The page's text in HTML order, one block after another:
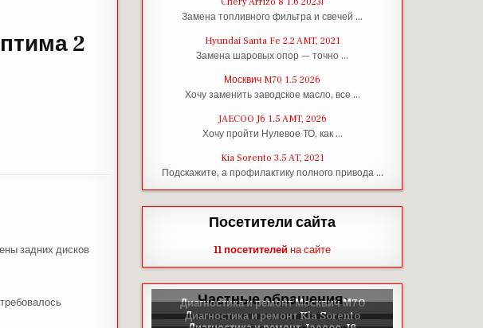
2
задних дисков
Замена топливного фильтра и свечей …
Hyundai Santa Fe 2.2 AMT, 2021
Замена шаровых опор — точно …
Москвич M70 1.5 2026
Хочу заменить заводское масло, все …
JAECOO J6 1.5 AMT, 2026
Хочу пройти Нулевое ТО, как …
Kia Sorento 3.5 AT, 2021
Подскажите, а профилактику полного привода …
Посетители сайта
11 посетителей на сайте
Частные обращения: